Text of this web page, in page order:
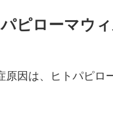
ピローマウ
原因は、ヒトパピロ